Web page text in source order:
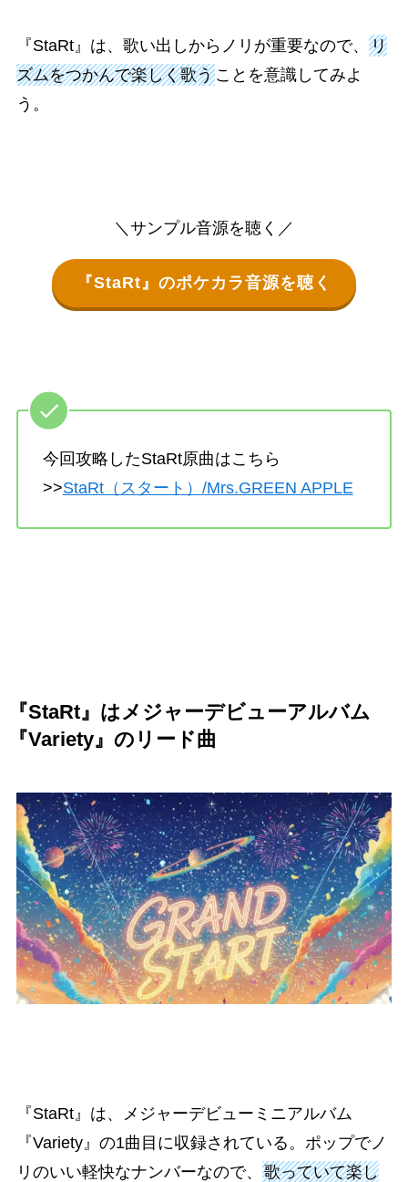
『StaRt』は、歌い出しからノリが重要なので、 リ
ズムをつかんで楽しく歌うことを意識してみよ
う。
＼サンプル音源を聴く／
『StaRt』のポケカラ音源を聴く
今回攻略したStaRt原曲はこちら
>>StaRt（スタート）/Mrs.GREEN APPLE
『StaRt』はメジャーデビューアルバム
『Variety』のリード曲
『StaRt』は、メジャーデビューミニアルバム
『Variety』の1曲目に収録されている。ポップでノ
リのいい軽快なナンバーなので、 歌っていて楽し